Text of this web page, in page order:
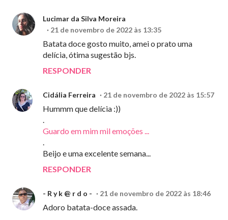
Lucimar da Silva Moreira
21 de novembro de 2022 às 13:35
Batata doce gosto muito, amei o prato uma
delícia, ótima sugestão bjs.
RESPONDER
Cidália Ferreira 21 de novembro de 2022 às 15:57
Hummm que delícia :))
.
Guardo em mim mil emoções ...
.
Beijo e uma excelente semana...
RESPONDER
- R y k @ r d o - 21 de novembro de 2022 às 18:46
Adoro batata-doce assada.